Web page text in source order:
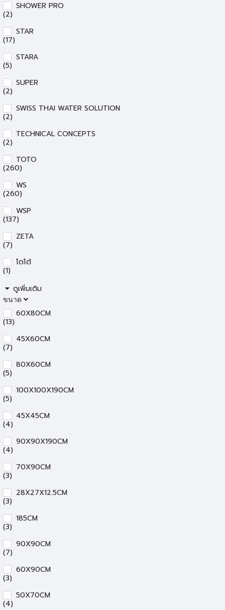
SHOWER PRO
(2)
STAR
(17)
STARA
(5)
SUPER
(2)
SWISS THAI WATER SOLUTION
(2)
TECHNICAL CONCEPTS
(2)
TOTO
(260)
WS
(260)
WSP
(137)
ZETA
(7)
โตโต้
(1)
ดูเพิ่มเติม
ขนาด
60X80CM
(13)
45X60CM
(7)
80X60CM
(5)
100X100X190CM
(5)
45X45CM
(4)
90X90X190CM
(4)
70X90CM
(3)
28X27X12.5CM
(3)
185CM
(3)
90X90CM
(7)
60X90CM
(3)
50X70CM
(4)